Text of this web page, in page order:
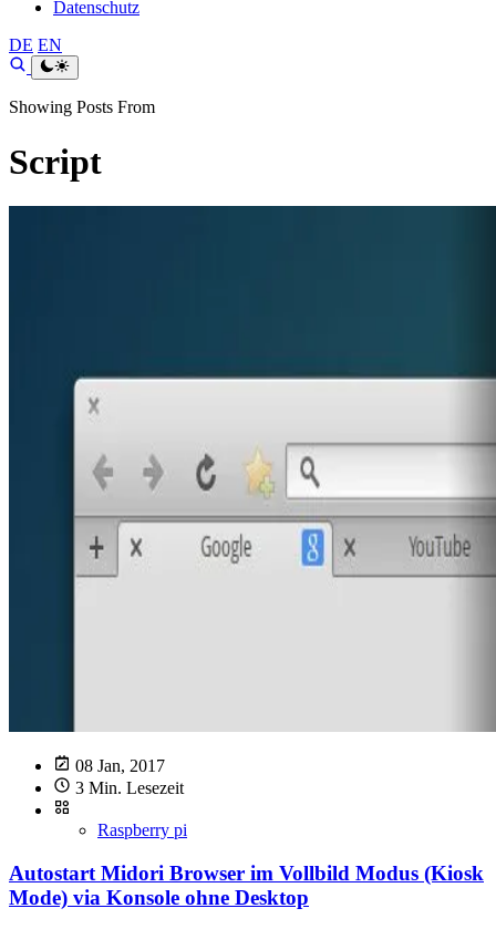
Datenschutz
DE EN
Showing Posts From
Script
08 Jan, 2017
3 Min. Lesezeit
Raspberry pi
Autostart Midori Browser im Vollbild Modus (Kiosk
Mode) via Konsole ohne Desktop